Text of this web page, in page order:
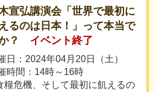
宣弘講演会「世界で最初に
るのは日本！」って本当で
？
イベント終了
日：2024年04月20日（土）
時間：14時～16時
糧危機、そして最初に飢えるの